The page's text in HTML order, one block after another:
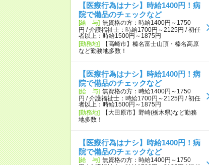
【医療行為はナシ】時給1400円！病
院で備品のチェックなど
[給 与] 無資格の方：時給1400円～1750
円 / 介護福祉士：時給1700円～2125円 / 初任
者以上：時給1500円～1875円
[勤務地]
【高崎市】榛名富士山頂・榛名高原
など勤務地多数！
【医療行為はナシ】時給1400円！病
院で備品のチェックなど
[給 与] 無資格の方：時給1400円～1750
円 / 介護福祉士：時給1700円～2125円 / 初任
者以上：時給1500円～1875円
[勤務地]
【大田原市】野崎(栃木県)など勤務
地多数！
【医療行為はナシ】時給1400円！病
院で備品のチェックなど
[給 与] 無資格の方：時給1400円～1750